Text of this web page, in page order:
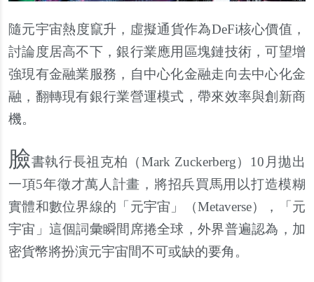
隨元宇宙熱度竄升，虛擬通貨作為DeFi核心價值，
討論度居高不下，銀行業應用區塊鏈技術，可望增
強現有金融業服務，自中心化金融走向去中心化金
融，翻轉現有銀行業營運模式，帶來效率與創新商
機。
臉書執行長祖克柏（Mark Zuckerberg）10月拋出
一項5年徵才萬人計畫，將招兵買馬用以打造模糊
實體和數位界線的「元宇宙」（Metaverse），「元
宇宙」這個詞彙瞬間席捲全球，外界普遍認為，加
密貨幣將扮演元宇宙間不可或缺的要角。